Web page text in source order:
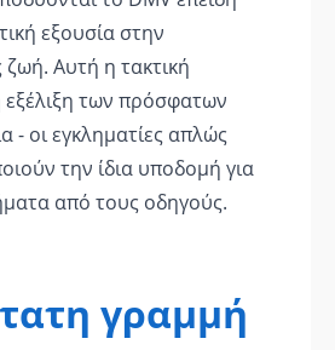
εξουσία στην
Αυτή η τακτική
εξέλιξη των πρόσφατων
- οι εγκληματίες απλώς
την ίδια υποδομή για
από τους οδηγούς.
γραμμή